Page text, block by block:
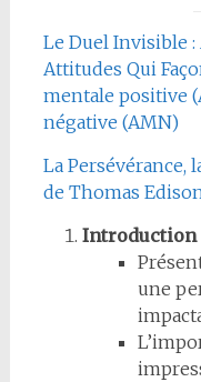
Le Duel Invisible
Attitudes Qui
mentale positive
négative (AMN)
La Persévérance,
de Thomas
Introduction
une